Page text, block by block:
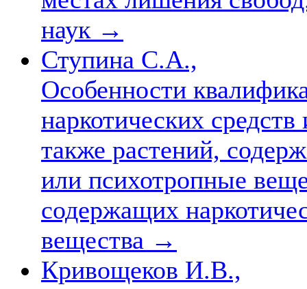
наук →
Ступина С.А.,
Особенности
наркотических
также растений,
или психотропные
содержащих
вещества →
Кривощеков И.В.,